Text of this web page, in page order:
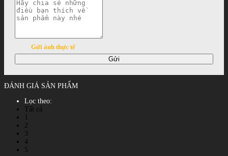
Gửi ảnh thực tế
Gửi
ĐÁNH GIÁ SẢN PHẨM
Lọc theo:
Tất cả
2
3
4
5